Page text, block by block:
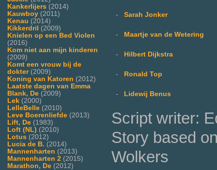
Kankerlijers (2014)
Kauwboy (2011)
Kenau (2014)
Kikkerdril
(2009)
Knielen op een Bed Violen
(2016)
Kom niet aan mijn kinderen
(2009)
Komt een vrouw bij de
dokter(2009)
Koning van Katoren (2012)
Laatste dagen van Emma
Blank, De (2009)
Lek (2000)
LelleBelle (2010)
Leve Boerenliefde (2013)
Lift, De (1983)
Loft (NL) (2010)
Lotus (2012)
Lucia de B. (2014)
Mannenharten (2013)
Mannenharten 2 (2015)
Marathon, De (2012)
- Sarah Jonker
- Maartje van de Wetering
- Hilbert Dijkstra
- Ronald Top
- Lidewij Benus
Script writer:
Story based
Wolkers